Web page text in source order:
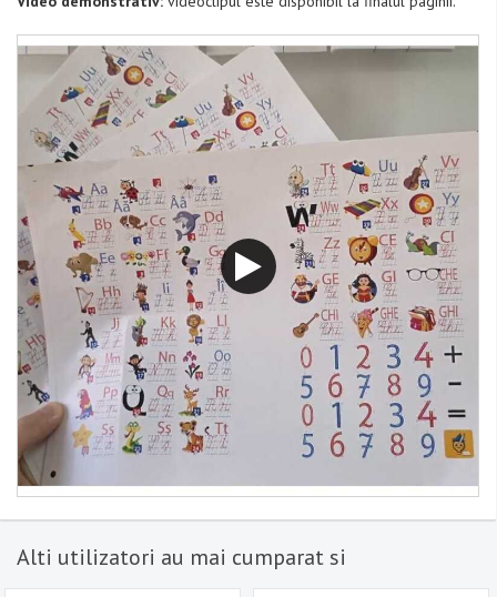
Alti utilizatori au mai cumparat si